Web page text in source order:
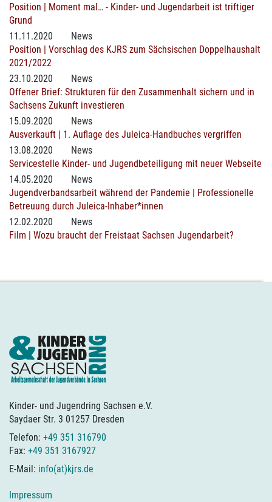
Position | Moment mal… - Kinder- und Jugendarbeit ist triftiger
Grund
11.11.2020
News
Position | Vorschlag des KJRS zum Sächsischen Doppelhaushalt
2021/2022
23.10.2020
News
Offener Brief: Strukturen für den Zusammenhalt sichern und in
Sachsens Zukunft investieren
15.09.2020
News
Ausverkauft | 1. Auflage des Juleica-Handbuches vergriffen
13.08.2020
News
Servicestelle Kinder- und Jugendbeteiligung mit neuer Webseite
14.05.2020
News
Jugendverbandsarbeit während der Pandemie | Professionelle
Betreuung durch Juleica-Inhaber*innen
12.02.2020
News
Film | Wozu braucht der Freistaat Sachsen Jugendarbeit?
Kinder- und Jugendring Sachsen e.V.
Saydaer Str. 3 01257 Dresden
Telefon: +49 351 316790
Fax: +49 351 3167927
E-Mail: info(at)kjrs.de
Impressum